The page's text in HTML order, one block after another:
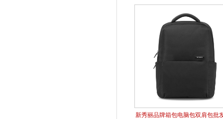
新秀丽品牌箱包电脑包双肩包批